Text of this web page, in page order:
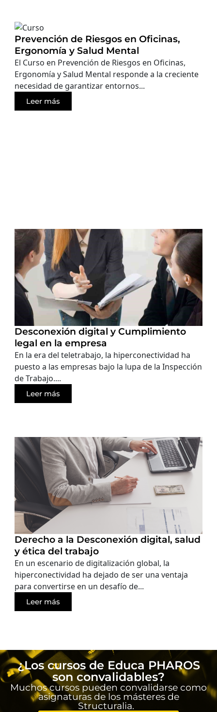
Prevención de Riesgos en Oficinas,
Ergonomía y Salud Mental
El Curso en Prevención de Riesgos en Oficinas,
Ergonomía y Salud Mental responde a la creciente
necesidad de garantizar entornos...
Leer más
Desconexión digital y Cumplimiento
legal en la empresa
En la era del teletrabajo, la hiperconectividad ha
puesto a las empresas bajo la lupa de la Inspección
de Trabajo....
Leer más
Derecho a la Desconexión digital, salud
y ética del trabajo
En un escenario de digitalización global, la
hiperconectividad ha dejado de ser una ventaja
para convertirse en un desafío de...
Leer más
¿Los cursos de Educa PHAROS
son convalidables?
Muchos cursos pueden convalidarse como
asignaturas de los másteres de
Structuralia.